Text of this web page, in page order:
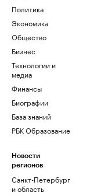
Политика
Экономика
Общество
Бизнес
Технологии и
медиа
Финансы
Биографии
База знаний
РБК Образование
Новости
регионов
Санкт-Петербург
и область